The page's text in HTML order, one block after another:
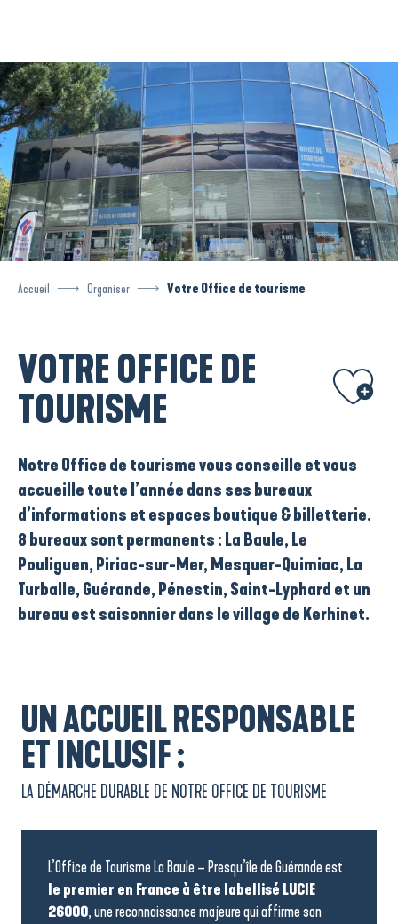
principal
Accueil Organiser Votre Office de tourisme
VOTRE OFFICE DE
TOURISME
Ajouter
Notre Office de tourisme vous conseille et vous
accueille toute l’année dans ses bureaux
d’informations et espaces boutique & billetterie.
8 bureaux sont permanents : La Baule, Le
Pouliguen, Piriac-sur-Mer, Mesquer-Quimiac, La
Turballe, Guérande, Pénestin, Saint-Lyphard et un
bureau est saisonnierdans le village de Kerhinet.
UN ACCUEIL RESPONSABLE
ET INCLUSIF :
LA DÉMARCHE DURABLE DE NOTRE OFFICE DE TOURISME
L’Office de Tourisme La Baule – Presqu’île de Guérande est
le premier en France à être labellisé LUCIE
26000, une reconnaissance majeure qui affirme son